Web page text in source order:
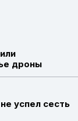
дроны
успел сесть